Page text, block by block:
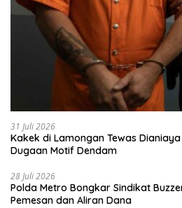
31 Juli 2026
Kakek di Lamongan Tewas
Dugaan Motif Dendam
28 Juli 2026
Polda Metro Bongkar Sindikat
Pemesan dan Aliran Dana